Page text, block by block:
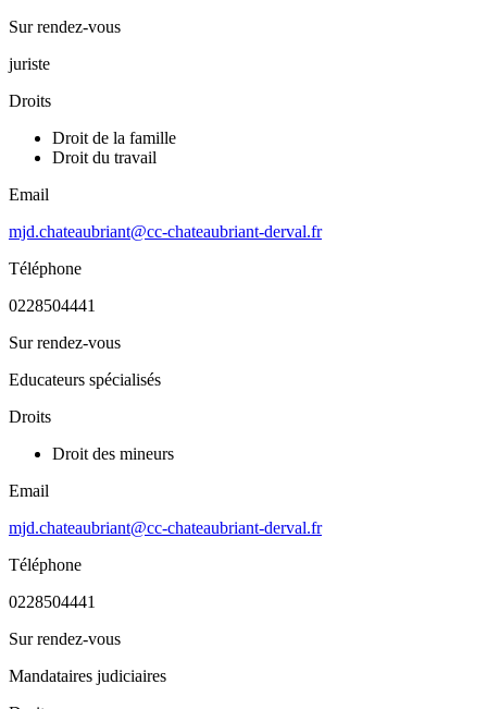
Sur rendez-vous
juriste
Droits
Droit de la famille
Droit du travail
Email
mjd.chateaubriant@cc-chateaubriant-derval.fr
Téléphone
0228504441
Sur rendez-vous
Educateurs spécialisés
Droits
Droit des mineurs
Email
mjd.chateaubriant@cc-chateaubriant-derval.fr
Téléphone
0228504441
Sur rendez-vous
Mandataires judiciaires